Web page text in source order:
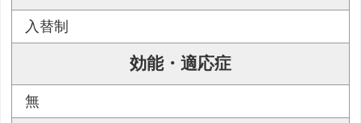
入替制
効能・適応症
無